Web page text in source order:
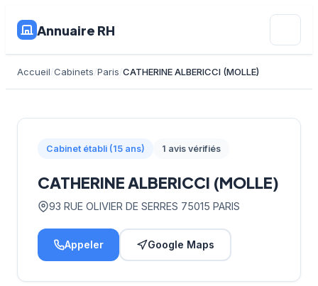
Annuaire RH
Accueil Cabinets Paris CATHERINE ALBERICCI (MOLLE)
Cabinet établi (15 ans) 1 avis vérifiés
CATHERINE ALBERICCI (MOLLE)
93 RUE OLIVIER DE SERRES 75015 PARIS
Appeler Google Maps